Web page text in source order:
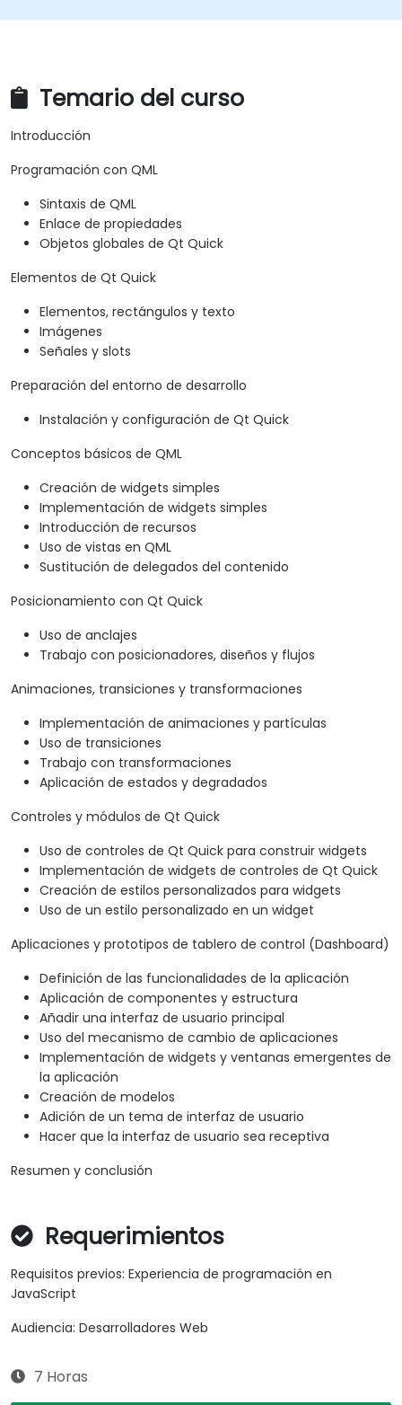
Temario del curso
Introducción
Programación con QML
Sintaxis de QML
Enlace de propiedades
Objetos globales de Qt Quick
Elementos de Qt Quick
Elementos, rectángulos y texto
Imágenes
Señales y slots
Preparación del entorno de desarrollo
Instalación y configuración de Qt Quick
Conceptos básicos de QML
Creación de widgets simples
Implementación de widgets simples
Introducción de recursos
Uso de vistas en QML
Sustitución de delegados del contenido
Posicionamiento con Qt Quick
Uso de anclajes
Trabajo con posicionadores, diseños y flujos
Animaciones, transiciones y transformaciones
Implementación de animaciones y partículas
Uso de transiciones
Trabajo con transformaciones
Aplicación de estados y degradados
Controles y módulos de Qt Quick
Uso de controles de Qt Quick para construir widgets
Implementación de widgets de controles de Qt Quick
Creación de estilos personalizados para widgets
Uso de un estilo personalizado en un widget
Aplicaciones y prototipos de tablero de control (Dashboard)
Definición de las funcionalidades de la aplicación
Aplicación de componentes y estructura
Añadir una interfaz de usuario principal
Uso del mecanismo de cambio de aplicaciones
Implementación de widgets y ventanas emergentes de
la aplicación
Creación de modelos
Adición de un tema de interfaz de usuario
Hacer que la interfaz de usuario sea receptiva
Resumen y conclusión
Requerimientos
Requisitos previos: Experiencia de programación en
JavaScript
Audiencia: Desarrolladores Web
7 Horas